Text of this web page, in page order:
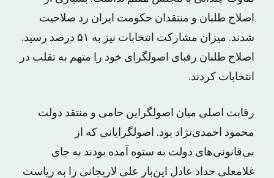
اصلاح طلبان و منتقدان حکومت ایران رد صلاحیت
شدند. میزان مشارکت انتخابات نیز به ۵۱ درصد رسید.
اصلاح طلبان رقبای اصولگرای خود را متهم به تقلب در
انتخابات کردند.
رقابت اصلی میان اصولگراین حامی و منتقد دولت
محمود احمدی‌نژاد بود. اصولگرایانی که از
بی‌قانونی‌های دولت به ستوه آمده بودند به جای
غلامعلی حداد عادل این‌بار علی لاریجانی را به ریاست